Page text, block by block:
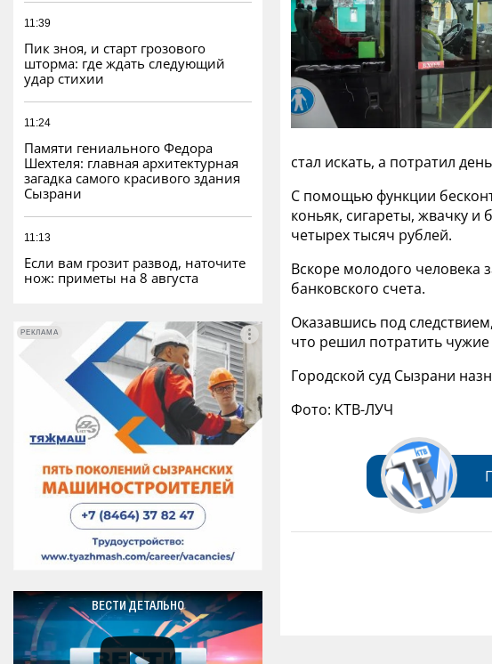
11:39
Пик зноя, и старт грозового
шторма: где ждать следующий
удар стихии
11:24
Памяти гениального Федора
Шехтеля: главная архитектурная
загадка самого красивого здания
Сызрани
11:13
Если вам грозит развод, наточите
нож: приметы на 8 августа
РЕКЛАМА РЕКЛАМА
ВЕСТИ ДЕТАЛЬНО
стал искать, а потратил
С помощью функции
коньяк, сигареты, жвачку
четырех тысяч рублей.
Вскоре молодого человека
банковского счета.
Оказавшись под
что решил потратить чужие
Городской суд Сызрани
Фото: КТВ-ЛУЧ